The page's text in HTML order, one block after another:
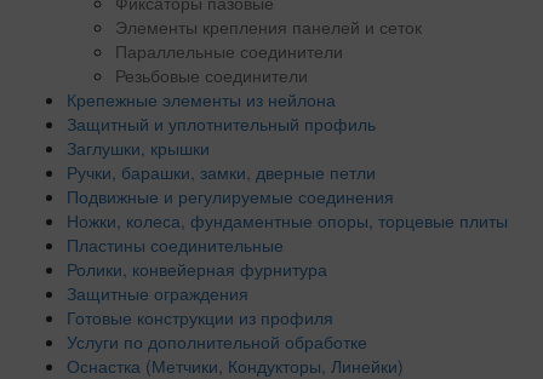
Элементы крепления панелей и сеток
Параллельные соединители
Резьбовые соединители
Крепежные элементы из нейлона
Защитный и уплотнительный профиль
Заглушки, крышки
Ручки, барашки, замки, дверные петли
Подвижные и регулируемые соединения
Ножки, колеса, фундаментные опоры, торцевые плиты
Пластины соединительные
Ролики, конвейерная фурнитура
Защитные ограждения
Готовые конструкции из профиля
Услуги по дополнительной обработке
Оснастка (Метчики, Кондукторы, Линейки)